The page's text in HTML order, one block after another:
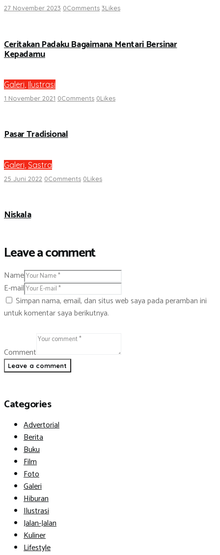
27 November 2023 0Comments 3Likes
Ceritakan Padaku Bagaimana Mentari Bersinar
Kepadamu
Galeri Ilustrasi
1 November 2021 0Comments 0Likes
Pasar Tradisional
Galeri Sastra
25 Juni 2022 0Comments 0Likes
Niskala
Leave a comment
Name
E-mail
Simpan nama, email, dan situs web saya pada peramban ini
untuk komentar saya berikutnya.
Comment
Categories
Advertorial
Berita
Buku
Film
Foto
Galeri
Hiburan
Ilustrasi
Jalan-Jalan
Kuliner
Lifestyle